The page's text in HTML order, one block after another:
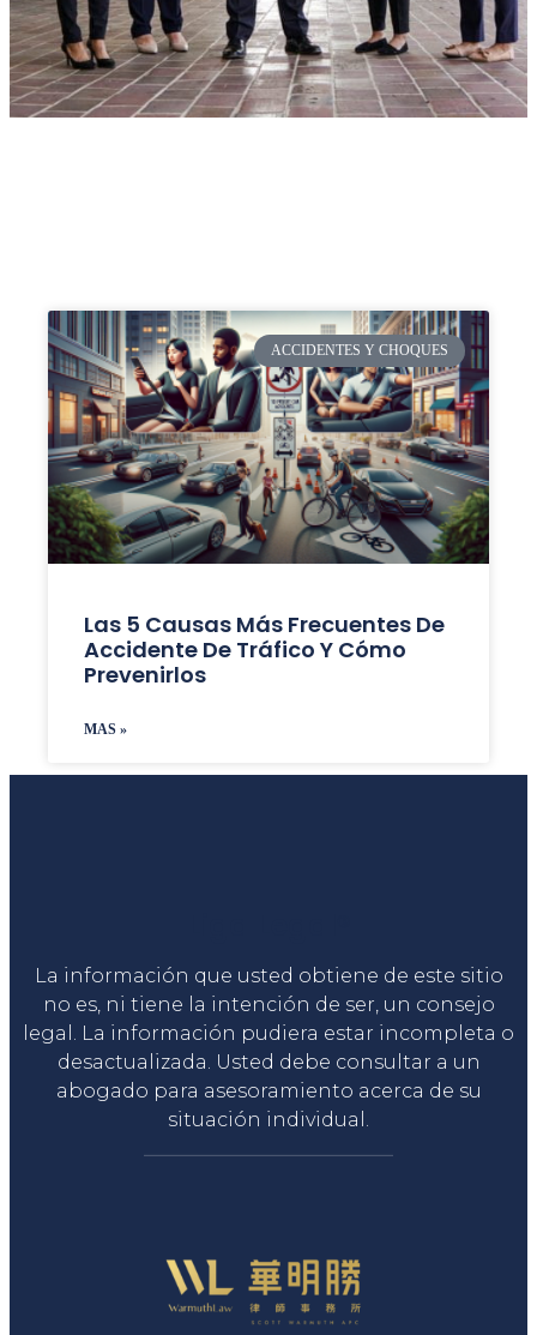
ACCIDENTES Y CHOQUES
Las 5 Causas Más Frecuentes De
Accidente De Tráfico Y Cómo
Prevenirlos
MAS »
La información que usted obtiene de este sitio
no es, ni tiene la intención de ser, un consejo
legal. La información pudiera estar incompleta o
desactualizada. Usted debe consultar a un
abogado para asesoramiento acerca de su
situación individual.